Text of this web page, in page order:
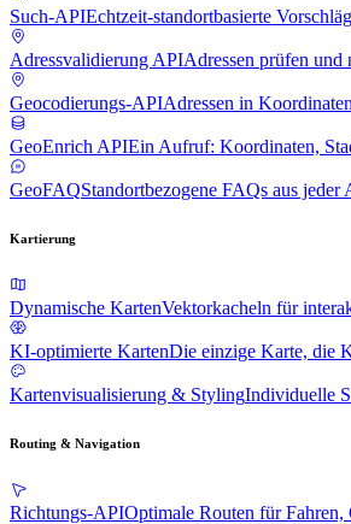
Such-APIEchtzeit-standortbasierte
Adressvalidierung APIAdressen prüfen und
Geocodierungs-APIAdressen in
GeoEnrich APIEin Aufruf: Koordinaten,
GeoFAQStandortbezogene FAQs aus jeder
Kartierung
Dynamische KartenVektorkacheln für
KI-optimierte KartenDie einzige Karte, die
Kartenvisualisierung & StylingIndividuelle
Routing & Navigation
Richtungs-APIOptimale Routen für Fahren,